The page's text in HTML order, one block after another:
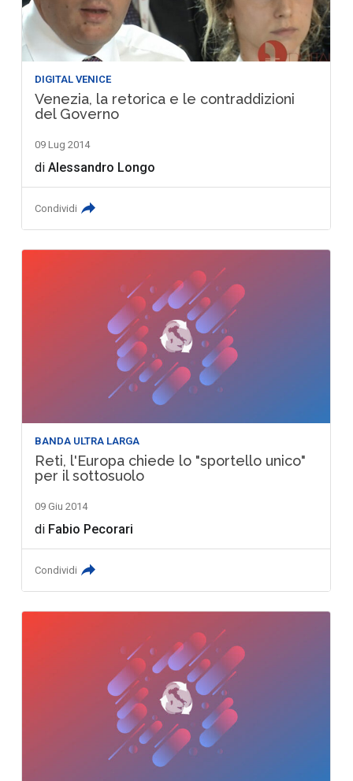
DIGITAL VENICE
Venezia, la retorica e le contraddizioni
del Governo
09 Lug 2014
diAlessandro Longo
Condividi
BANDA ULTRA LARGA
Reti, l'Europa chiede lo "sportello unico"
per il sottosuolo
09 Giu 2014
di Fabio Pecorari
Condividi